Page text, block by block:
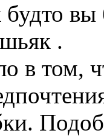
будто вы
.
в том,